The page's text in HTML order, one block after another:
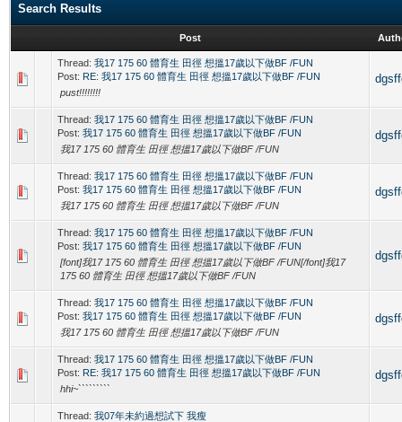
Search Results
Post
Thread: 我17 175 60 體育生 田徑 想搵17歲以下做BF /FUN
Post: RE: 我17 175 60 體育生 田徑 想搵17歲以下做BF /FUN
pust!!!!!!!!
Thread: 我17 175 60 體育生 田徑 想搵17歲以下做BF /FUN
Post: 我17 175 60 體育生 田徑 想搵17歲以下做BF /FUN
我17 175 60 體育生 田徑 想搵17歲以下做BF /FUN
Thread: 我17 175 60 體育生 田徑 想搵17歲以下做BF /FUN
Post: 我17 175 60 體育生 田徑 想搵17歲以下做BF /FUN
我17 175 60 體育生 田徑 想搵17歲以下做BF /FUN
Thread: 我17 175 60 體育生 田徑 想搵17歲以下做BF /FUN
Post: 我17 175 60 體育生 田徑 想搵17歲以下做BF /FUN
[font]我17 175 60 體育生 田徑 想搵17歲以下做BF /FUN[/font]我17
175 60 體育生 田徑 想搵17歲以下做BF /FUN
Thread: 我17 175 60 體育生 田徑 想搵17歲以下做BF /FUN
Post: 我17 175 60 體育生 田徑 想搵17歲以下做BF /FUN
我17 175 60 體育生 田徑 想搵17歲以下做BF /FUN
Thread: 我17 175 60 體育生 田徑 想搵17歲以下做BF /FUN
Post: RE: 我17 175 60 體育生 田徑 想搵17歲以下做BF /FUN
hhi~`````````
Thread: 我07年未約過想試下 我瘦